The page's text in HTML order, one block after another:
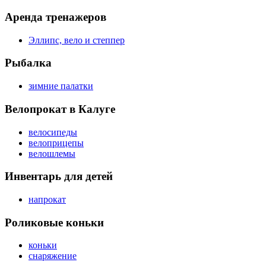
Аренда тренажеров
Эллипс, вело и степпер
Рыбалка
зимние палатки
Велопрокат в Калуге
велосипеды
велоприцепы
велошлемы
Инвентарь для детей
напрокат
Роликовые коньки
коньки
снаряжение